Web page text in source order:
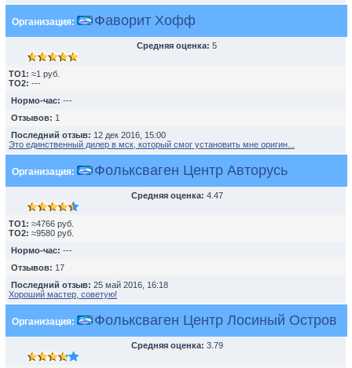
Организация: Фаворит Хофф
Средняя оценка: 5
TO1: ≈1 руб.
TO2: ---
Нормо-час: ---
Отзывов: 1
Последний отзыв: 12 дек 2016, 15:00
Это единственный дилер в мск, который смог установить мне оригин...
Организация: Фольксваген Центр Авторусь
Средняя оценка: 4.47
TO1: ≈4766 руб.
TO2: ≈9580 руб.
Нормо-час: ---
Отзывов: 17
Последний отзыв: 25 май 2016, 16:18
Хороший мастер, советую!
Организация: Фольксваген Центр Лосиный Остров
Средняя оценка: 3.79